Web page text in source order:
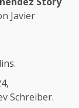
Javier
Schreiber.